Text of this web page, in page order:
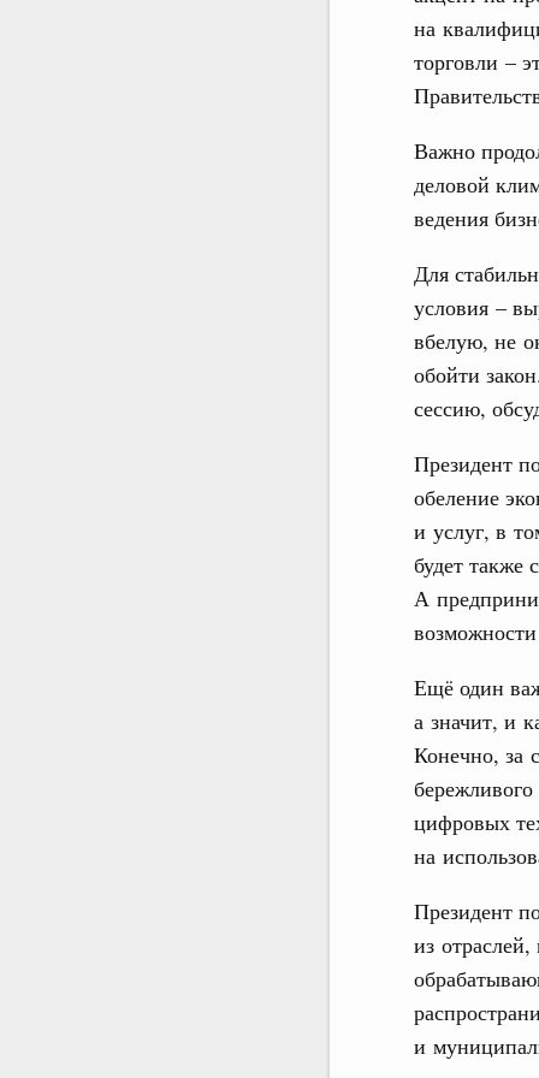
на
торговли –
Важно
деловой
ведения
Для
условия –
вбелую, не
обойти
сессию,
Президент
обеление
и услуг, в
будет также
А
Ещё один
а значит, и
Конечно, за
цифровых
на
Президент
из
и